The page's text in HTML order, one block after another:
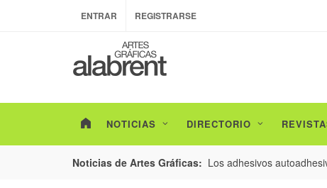
ENTRAR REGISTRARSE
NOTICIAS DIRECTORIO
Noticias de Artes Gráficas:
de envases con un nuevo estudio de Los adhesivos